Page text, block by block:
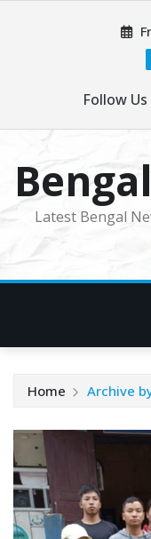
Follow Us
Latest Bengal
Home Archive